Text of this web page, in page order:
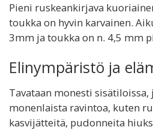
Pieni ruskeankirjava
toukka on hyvin karvainen.
3mm ja toukka on n. 4,5 mm
Elinympäristö ja
Tavataan monesti sisätiloissa,
monenlaista ravintoa, kuten
kasvijätteitä, pudonneita